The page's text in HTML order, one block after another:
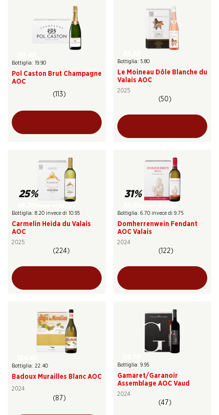
Bottiglia: 19.90
Pol Caston Brut Champagne
AOC
(113)
Bottiglia: 5.80
Le Moineau Dôle Blanche du
Valais AOC
2025
(50)
25%
Bottiglia: 8.20 invece di 10.95
Carmelin Heida du Valais
AOC
2025
(224)
31%
Bottiglia: 6.70 invece di 9.75
Domherrenwein Fendant
AOC Valais
2024
(122)
Bottiglia: 22.40
Badoux Murailles Blanc AOC
2024
(87)
Bottiglia: 9.95
Gamaret/Garanoir
Assemblage AOC Vaud
2024
(47)